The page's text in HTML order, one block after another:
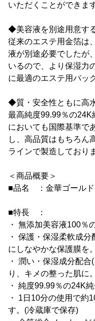
いただくことができま
◆美容液を別途用意す
従来のエステ用金箔は
液が別途必要でしたが
いるので、より保湿力
に最適のエステ用パッ
◆質・安全性ともに高
最高純度99.99％の
においても国際基準で
し、高品質はもちろん
ラインで製造しており
＜商品概要＞
■品名 ：金華ゴールド
■特長 ：
・ 無添加美容液100％
・ 保護・保湿柔軟成
にしなやかな保護膜を。
・ 潤い・保湿成分配
り、キメの整った肌に。
・ 純度99.99％の24K純
・ 1日10分の使用で約
す。(冷蔵庫で保存)